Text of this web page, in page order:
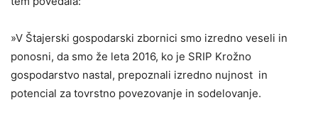
»V Štajerski gospodarski zbornici smo izredno veseli in
ponosni, da smo že leta 2016, ko je SRIP Krožno
gospodarstvo nastal, prepoznali izredno nujnost in
potencial za tovrstno povezovanje in sodelovanje.